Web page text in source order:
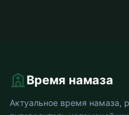
Время намаза
Актуальное время намаза,